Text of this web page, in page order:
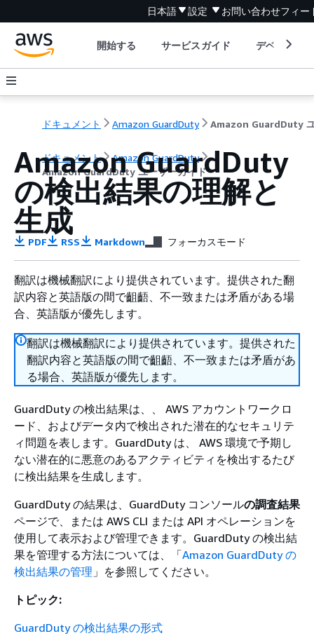
日本語 設定 お問い合わせフィー
開始する サービスガイド デベロッパ
ドキュメント Amazon GuardDuty
ドキュメント
Amazon GuardDuty
Amazon GuardDuty ユーザーガイド
Amazon GuardDuty
の検出結果の理解と
生成
PDF RSS Markdown フォーカスモード
翻訳は機械翻訳により提供されています。提供された翻
訳内容と英語版の間で齟齬、不一致または矛盾がある場
合、英語版が優先します。
翻訳は機械翻訳により提供されています。提供された
翻訳内容と英語版の間で齟齬、不一致または矛盾があ
る場合、英語版が優先します。
GuardDuty の検出結果は、、 AWS アカウントワークロ
ード、およびデータ内で検出された潜在的なセキュリテ
ィ問題を表します。GuardDuty は、 AWS 環境で予期し
ない潜在的に悪意のあるアクティビティを検出するたび
に検出結果を生成します。
GuardDuty の結果は、GuardDuty コンソールの調査結果
ページで、または AWS CLI または API オペレーションを
使用して表示および管理できます。GuardDuty の検出結
果を管理する方法については、「Amazon GuardDuty の
検出結果の管理 」を参照してください。
トピック:
GuardDuty の検出結果の形式